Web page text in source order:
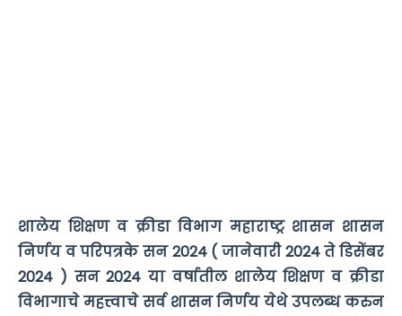
शालेय शिक्षण व क्रीडा विभाग महाराष्ट्र शासन शासन
निर्णय व परिपत्रके सन 2024 ( जानेवारी 2024 ते डिसेंबर
2024 ) सन 2024 या वर्षातील शालेय शिक्षण व क्रीडा
विभागाचे महत्त्वाचे सर्व शासन निर्णय येथे उपलब्ध करुन